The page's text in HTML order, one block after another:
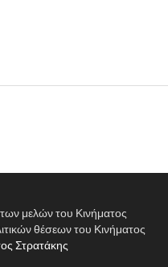
μελών του Κινήματος
θέσεων του Κινήματος
Στρατάκης